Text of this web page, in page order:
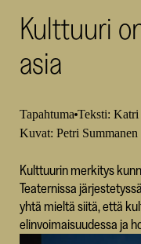
SKR
Kulttuuri
asia
Tapahtuma Teksti:
Kuvat: Petri Summanen
Kulttuurin merkitys
Teaternissa
yhtä mieltä siitä, että
elinvoimaisuudessa ja